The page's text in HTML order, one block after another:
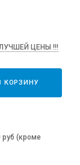
ЦЕНЫ !!!
КОРЗИНУ
руб (кроме